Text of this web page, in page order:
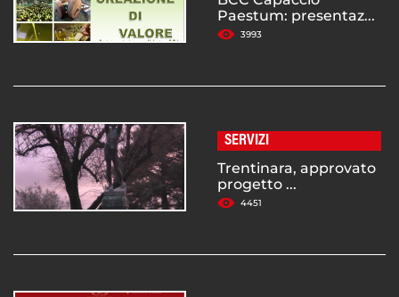
Paestum: presentaz...
3993
SERVIZI
Trentinara, approvato
progetto ...
4451